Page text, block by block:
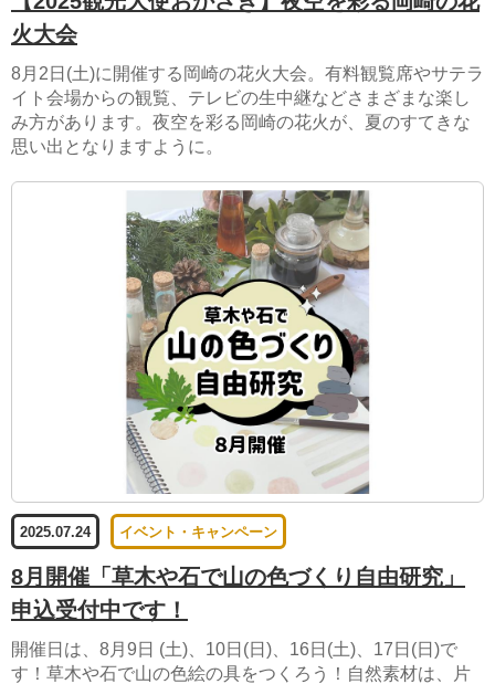
火大会
8月2日(土)に開催する岡崎の花火大会。有料観覧席やサテラ
イト会場からの観覧、テレビの生中継などさまざまな楽し
み方があります。夜空を彩る岡崎の花火が、夏のすてきな
思い出となりますように。
2025.07.24 イベント・キャンペーン
8月開催「草木や石で山の色づくり自由研究」
申込受付中です！
開催日は、8月9日 (土)、10日(日)、16日(土)、17日(日)で
す！草木や石で山の色絵の具をつくろう！自然素材は、片